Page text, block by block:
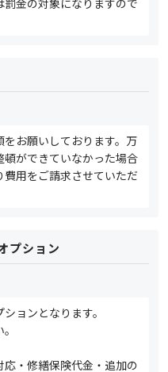
金の対象になりますので
お願いしております。万
ができていなかった場合
用をご請求させていただ
ション
ョンとなります。
・修繕保険代金・追加の